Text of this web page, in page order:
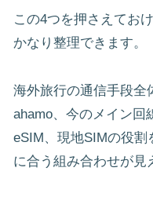
この4つを押さえてお
かなり整理できます。
海外旅行の通信手段全
ahamo、今のメイン回
eSIM、現地SIMの役
に合う組み合わせが見